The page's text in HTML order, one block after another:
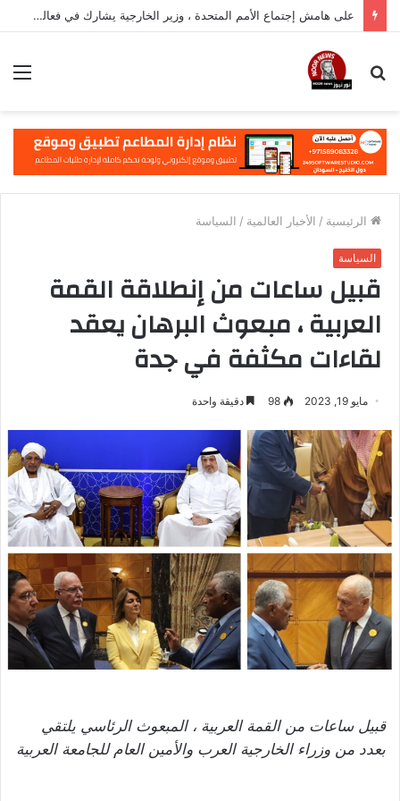
على هامش إجتماع الأمم المتحدة ، وزير الخارجية يشارك في فعالية مهمة في نيويورك
بحث
الرئيسية / الأخبار العالمية / السياسة
السياسة
قبيل ساعات من إنطلاقة القمة
العربية ، مبعوث البرهان يعقد
لقاءات مكثفة في جدة
مايو 19, 2023 98 دقيقة واحدة
قبيل ساعات من القمة العربية ، المبعوث الرئاسي يلتقي
بعدد من وزراء الخارجية العرب والأمين العام للجامعة العربية